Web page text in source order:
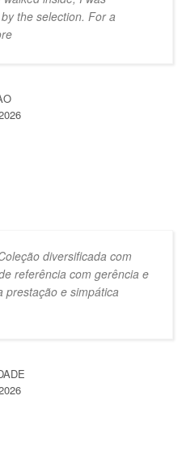
the selection. For a
diversificada com
referência com gerência e
prestação e simpática